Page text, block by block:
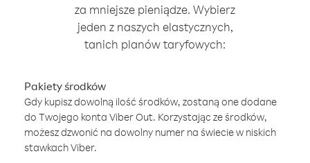
za mniejsze pieniądze. Wybierz
jeden z naszych elastycznych,
tanich planów taryfowych:
Pakiety środków
Gdy kupisz dowolną ilość środków, zostaną one dodane
do Twojego konta Viber Out. Korzystając ze środków,
możesz dzwonić na dowolny numer na świecie w niskich
stawkach Viber.